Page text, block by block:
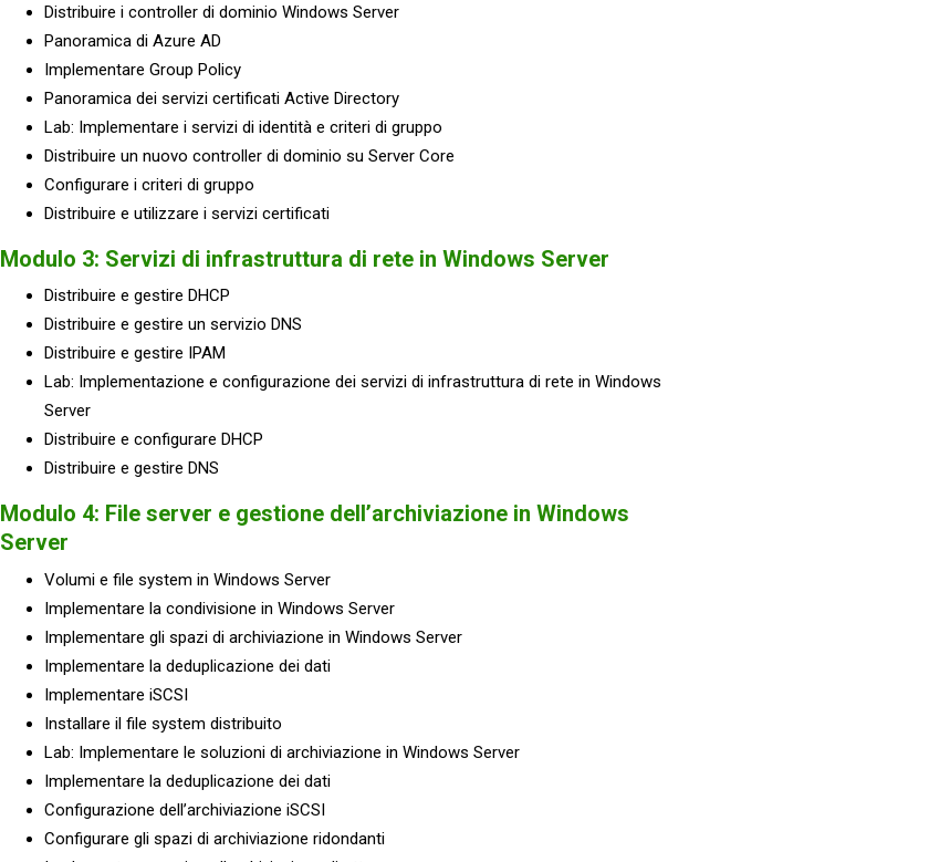
Distribuire i controller di dominio Windows Server
Panoramica di Azure AD
Implementare Group Policy
Panoramica dei servizi certificati Active Directory
Lab: Implementare i servizi di identità e criteri di gruppo
Distribuire un nuovo controller di dominio su Server Core
Configurare i criteri di gruppo
Distribuire e utilizzare i servizi certificati
Modulo 3: Servizi di infrastruttura di rete in Windows Server
Distribuire e gestire DHCP
Distribuire e gestire un servizio DNS
Distribuire e gestire IPAM
Lab: Implementazione e configurazione dei servizi di infrastruttura di rete in Windows
Server
Distribuire e configurare DHCP
Distribuire e gestire DNS
Modulo 4: File server e gestione dell’archiviazione in Windows
Server
Volumi e file system in Windows Server
Implementare la condivisione in Windows Server
Implementare gli spazi di archiviazione in Windows Server
Implementare la deduplicazione dei dati
Implementare iSCSI
Installare il file system distribuito
Lab: Implementare le soluzioni di archiviazione in Windows Server
Implementare la deduplicazione dei dati
Configurazione dell’archiviazione iSCSI
Configurare gli spazi di archiviazione ridondanti